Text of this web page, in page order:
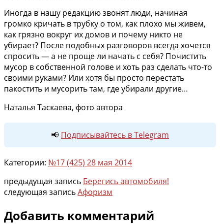
Иногда в нашу редакцию звонят люди, начиная
громко кричать в трубку о том, как плохо мы живем,
как грязно вокруг их домов и почему никто не
убирает? После подобных разговоров всегда хочется
спросить — а не проще ли начать с себя? Почистить
мусор в собственной голове и хоть раз сделать что-то
своими руками? Или хотя бы просто перестать
пакостить и мусорить там, где убирали другие…
Наталья Таскаева, фото автора
📢 Подписывайтесь в Telegram
Категории: №17 (425) 28 мая 2014
предыдущая запись Берегись автомобиля!
следующая записьАфоризм
Добавить комментарий